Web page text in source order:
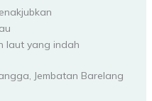
laut yang indah
Jembatan Barelang